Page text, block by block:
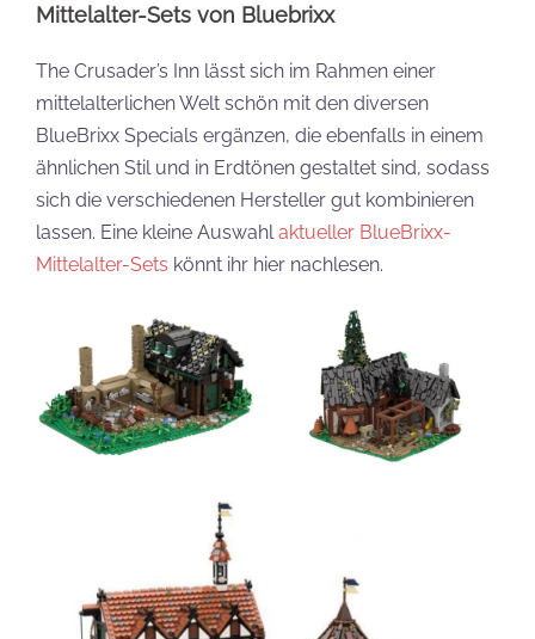
Mittelalter-Sets von Bluebrixx
The Crusader’s Inn lässt sich im Rahmen einer
mittelalterlichen Welt schön mit den diversen
BlueBrixx Specials ergänzen, die ebenfalls in einem
ähnlichen Stil und in Erdtönen gestaltet sind, sodass
sich die verschiedenen Hersteller gut kombinieren
lassen. Eine kleine Auswahlaktueller BlueBrixx-
Mittelalter-Sets könnt ihr hier nachlesen.